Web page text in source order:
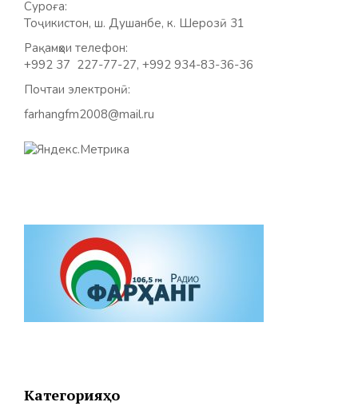
Суроға:
Тоҷикистон, ш. Душанбе, к. Шерозӣ 31
Рақамҳои телефон:
+992 37 227-77-27, +992 934-83-36-36
Почтаи электронӣ:
farhangfm2008@mail.ru
Категорияҳо